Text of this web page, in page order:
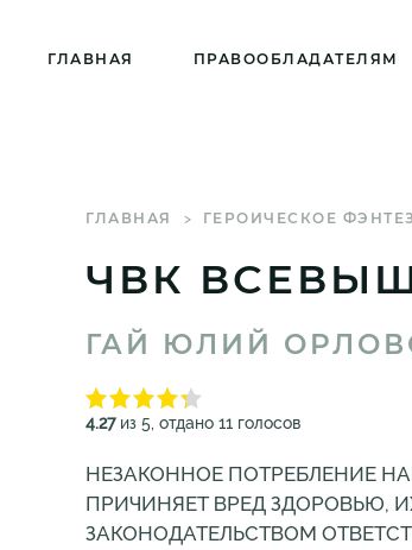
ГЛАВНАЯ ПРАВООБЛАДАТЕЛЯМ
ГЛАВНАЯ ГЕРОИЧЕСКОЕ
ЧВК
ГАЙ ЮЛИЙ
4.27из 5, отдано 11 голосов
НЕЗАКОННОЕ ПОТРЕБЛЕНИЕ
ПРИЧИНЯЕТ ВРЕД ЗДОРОВЬЮ,
ЗАКОНОДАТЕЛЬСТВОМ